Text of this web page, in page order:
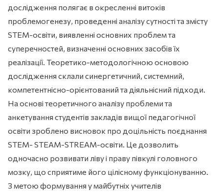
дослідження полягає в окресленні витоків
проблемогенезу, проведенні аналізу сутності та змісту
STEM-освіти, виявленні основних проблем та
суперечностей, визначенні основних засобів їх
реалізації. Теоретико-методологічною основою
дослідження склали синергетичний, системний,
компетентнісно-орієнтований та діяльнісний підходи.
На основі теоретичного аналізу проблеми та
анкетування студентів закладів вищої педагогічної
освіти зроблено висновок про доцільність поєднання
STEM- STEAM-STREAM-освіти. Це дозволить
одночасно розвивати ліву і праву півкулі головного
мозку, що сприятиме його цілісному функціонуванню.
З метою формування у майбутніх учителів